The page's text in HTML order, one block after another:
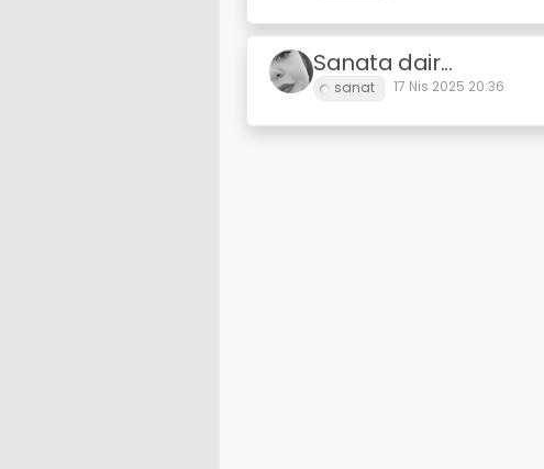
Sanata dair...
17 Nis 2025 20:36